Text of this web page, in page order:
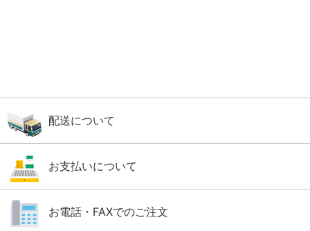
配送について
お支払いについて
お電話・FAXでのご注文